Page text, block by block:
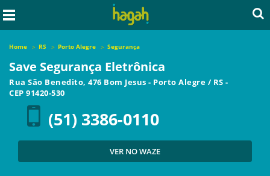
Home RS Porto Alegre Segurança
Save Segurança Eletrônica
Rua São Benedito, 476 Bom Jesus - Porto Alegre / RS -
CEP 91420-530
(51) 3386-0110
VER NO WAZE